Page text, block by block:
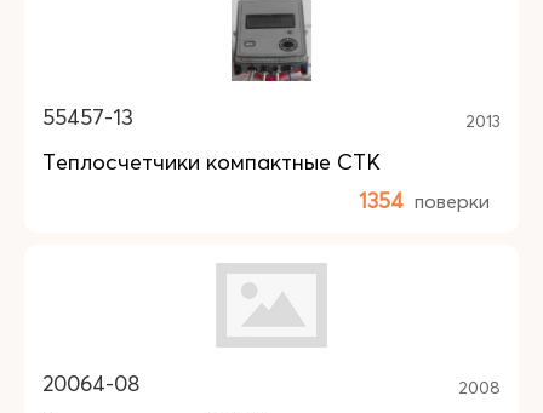
55457-13 2013
Теплосчетчики компактные СТК
1354 поверки
20064-08 2008